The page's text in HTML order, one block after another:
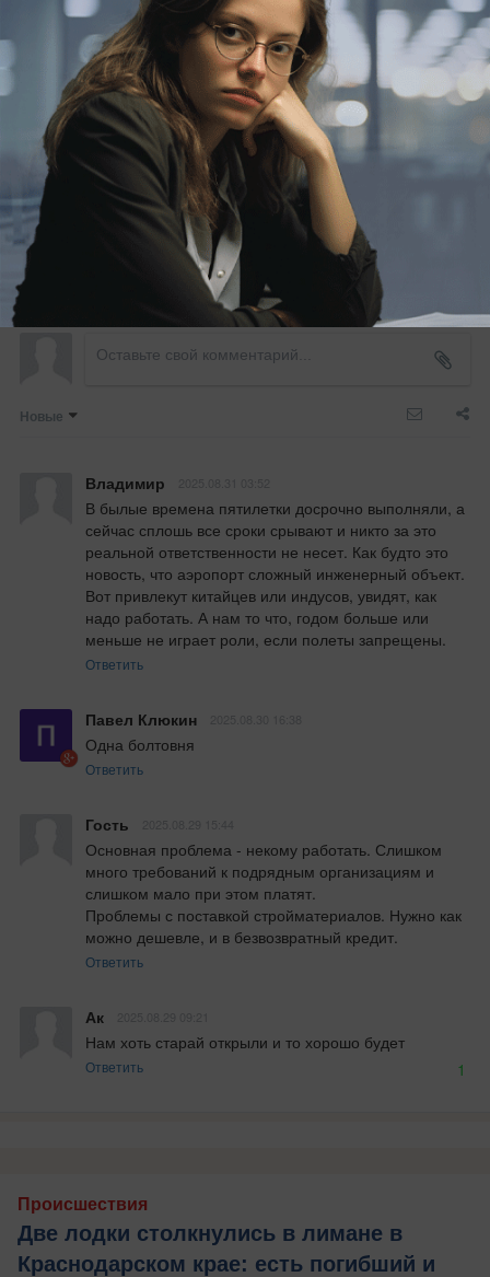
Преображение! 19 августа отмечается
Яблочный Спас – один из самых почитаемых
церковью и простыми людьми
Краснодар аэропорт самолеты строительство
новый аэропорт
Новые
Владимир
В былые времена пятилетки досрочно выполняли, а
сейчас сплошь все сроки срывают и никто за это
реальной ответственности не несет. Как будто это
новость, что аэропорт сложный инженерный объект.
Вот привлекут китайцев или индусов, увидят, как
надо работать. А нам то что, годом больше или
меньше не играет роли, если полеты запрещены.
Ответить
Павел Клюкин
Одна болтовня
Ответить
Гость
Основная проблема - некому работать. Слишком
много требований к подрядным организациям и
слишком мало при этом платят.
Проблемы с поставкой стройматериалов. Нужно как
можно дешевле, и в безвозвратный кредит.
Ответить
Ак
Нам хоть старай открыли и то хорошо будет
Ответить 1
Происшествия
Две лодки столкнулись в лимане в
Краснодарском крае: есть погибший и